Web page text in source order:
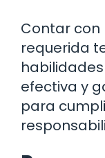
Contar
requerida
efectiva y
para